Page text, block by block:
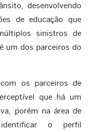
desenvolvendo
de educação que
sinistros de
um dos parceiros do
os parceiros de
que há um
porém na área de
o perfil